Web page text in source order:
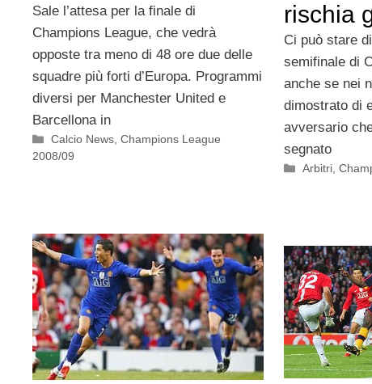
Sale l’attesa per la finale di
Champions League, che vedrà
opposte tra meno di 48 ore due delle
squadre più forti d’Europa. Programmi
diversi per Manchester United e
Barcellona in
Categorie
Calcio News,Champions League
2008/09
rischia
Ci può stare
semifinale di
anche se nei
dimostrato di
avversario
segnato
Categorie
Arbitri,